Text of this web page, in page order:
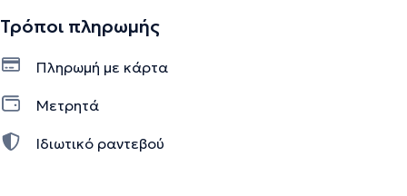
Τρόποι πληρωμής
Πληρωμή με κάρτα
Μετρητά
Ιδιωτικό ραντεβού